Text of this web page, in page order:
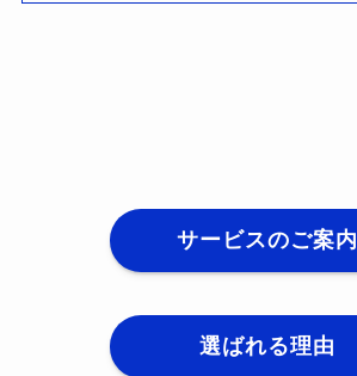
サービスのご案内
選ばれる理由